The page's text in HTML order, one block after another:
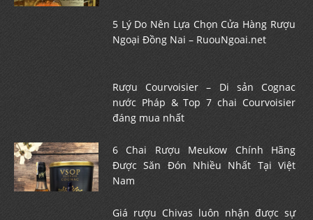
5 Lý Do Nên Lựa Chọn Cửa Hàng Rượu
Ngoại Đồng Nai – RuouNgoai.net
Rượu Courvoisier – Di sản Cognac
nước Pháp & Top 7 chai Courvoisier
đáng mua nhất
6 Chai Rượu Meukow Chính Hãng
Được Săn Đón Nhiều Nhất Tại Việt
Nam
Giá rượu Chivas luôn nhận được sự